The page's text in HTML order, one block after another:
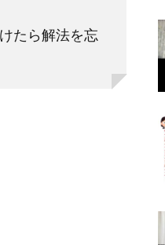
たら解法を忘